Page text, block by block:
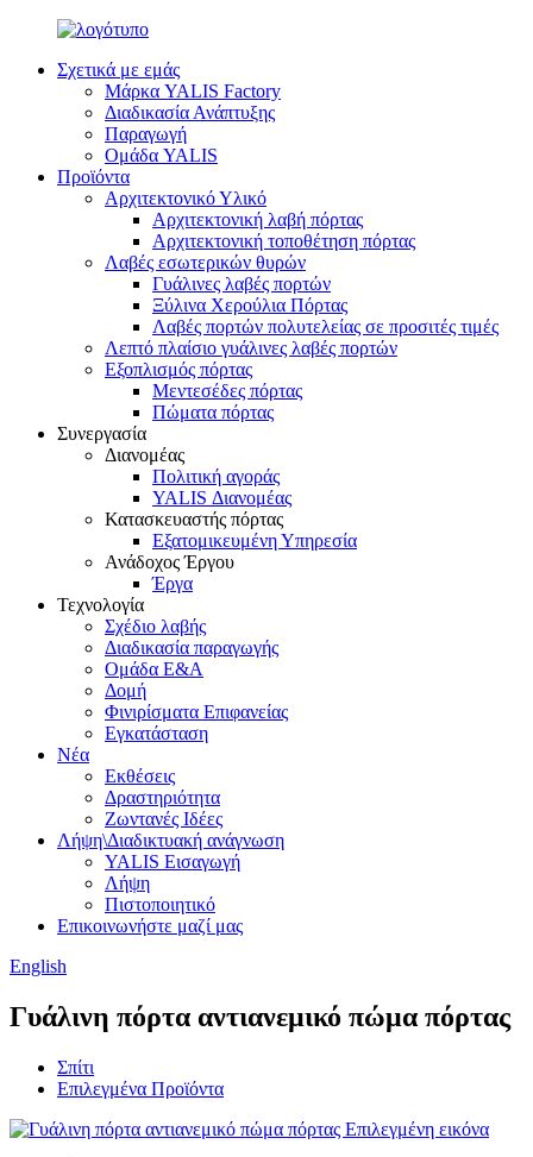
Σχετικά με εμάς
Μάρκα YALIS Factory
Διαδικασία Ανάπτυξης
Παραγωγή
Ομάδα YALIS
Προϊόντα
Αρχιτεκτονικό Υλικό
Αρχιτεκτονική λαβή πόρτας
Αρχιτεκτονική τοποθέτηση πόρτας
Λαβές εσωτερικών θυρών
Γυάλινες λαβές πορτών
Ξύλινα Χερούλια Πόρτας
Λαβές πορτών πολυτελείας σε προσιτές τιμές
Λεπτό πλαίσιο γυάλινες λαβές πορτών
Εξοπλισμός πόρτας
Μεντεσέδες πόρτας
Πώματα πόρτας
Συνεργασία
Διανομέας
Πολιτική αγοράς
YALIS Διανομέας
Κατασκευαστής πόρτας
Εξατομικευμένη Υπηρεσία
Ανάδοχος Έργου
Έργα
Τεχνολογία
Σχέδιο λαβής
Διαδικασία παραγωγής
Ομάδα Ε&Α
Δομή
Φινιρίσματα Επιφανείας
Εγκατάσταση
Νέα
Εκθέσεις
Δραστηριότητα
Ζωντανές Ιδέες
Λήψη\Διαδικτυακή ανάγνωση
YALIS Εισαγωγή
Λήψη
Πιστοποιητικό
Επικοινωνήστε μαζί μας
English
Γυάλινη πόρτα αντιανεμικό πώμα πόρτας
Σπίτι
Επιλεγμένα Προϊόντα